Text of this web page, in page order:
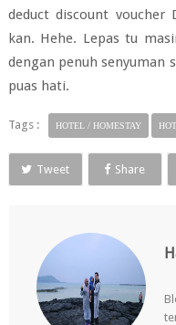
deduct discount
kan. Hehe. Lepas tu
dengan penuh senyuman
puas hati.
Tags : HOTEL / HOMESTAY
Tweet Share